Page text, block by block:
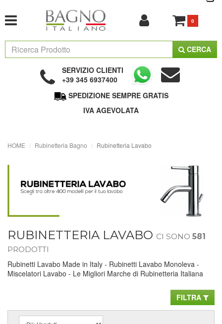
0
CERCA
SERVIZIO CLIENTI
+39 345 6937400
SPEDIZIONE SEMPRE GRATIS
IVA AGEVOLATA
HOME Rubinetteria Bagno Rubinetteria Lavabo
RUBINETTERIA LAVABO CI SONO 581
PRODOTTI
Rubinetti Lavabo Made in Italy - Rubinetti Lavabo Monoleva -
Miscelatori Lavabo - Le Migliori Marche di Rubinetteria Italiana
FILTRA